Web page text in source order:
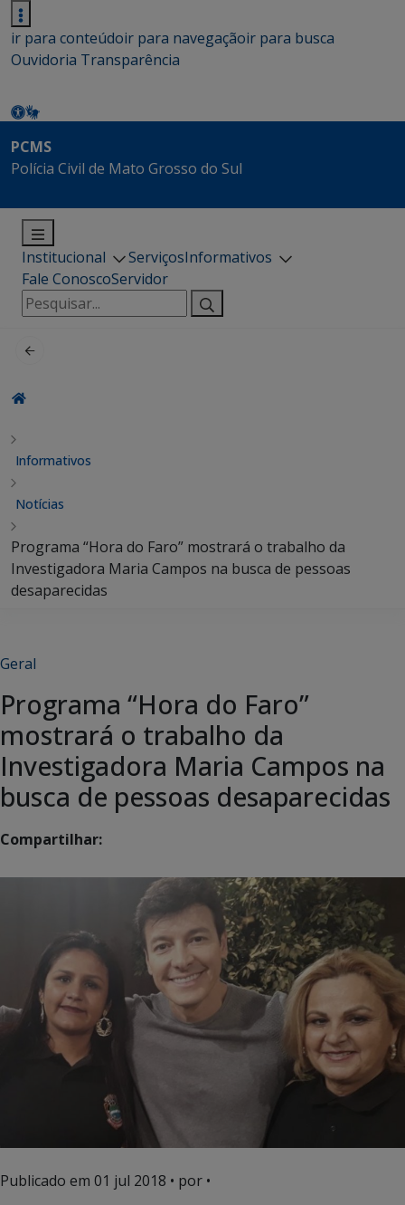
ir para conteúdoir para navegaçãoir para busca
Ouvidoria Transparência
PCMS
Polícia Civil de Mato Grosso do Sul
Institucional ServiçosInformativos
Fale ConoscoServidor
Pesquisar
por:
Informativos
Notícias
Programa “Hora do Faro” mostrará o trabalho da
Investigadora Maria Campos na busca de pessoas
desaparecidas
Geral
Programa “Hora do Faro”
mostrará o trabalho da
Investigadora Maria Campos na
busca de pessoas desaparecidas
Compartilhar:
Publicado em 01 jul 2018 • por •